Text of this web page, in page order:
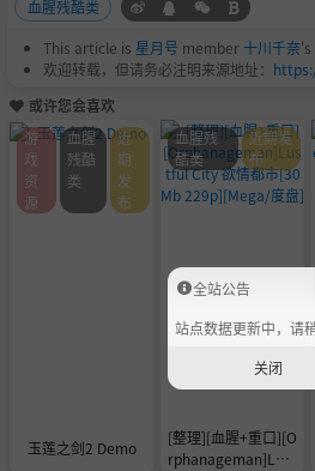
血腥残酷类
This article is 星月号 member十川千奈
欢迎转载，但请务必注明来源地址：
或许您会喜欢
玉莲之剑2 Demo
游
戏
资
源
血腥
残酷
类
近
期
发
布
[整理][血腥+重口][O
rphanageman]Lust
血腥残
酷类
近期发
布
全站公告
站点数据更新中，请
关闭